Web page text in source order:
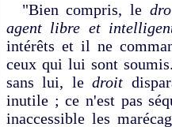
"Bien compris, le
agent libre et
intérêts et il ne
ceux qui lui sont
sans lui, ledroit
inutile ; ce n'est pas
inaccessible les